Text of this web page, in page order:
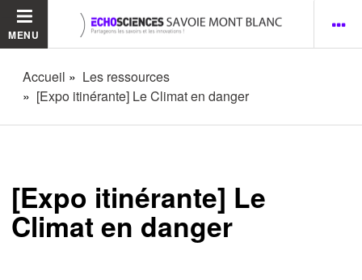
MENU
Accueil
Les ressources
[Expo itinérante] Le Climat en danger
[Expo itinérante] Le
Climat en danger